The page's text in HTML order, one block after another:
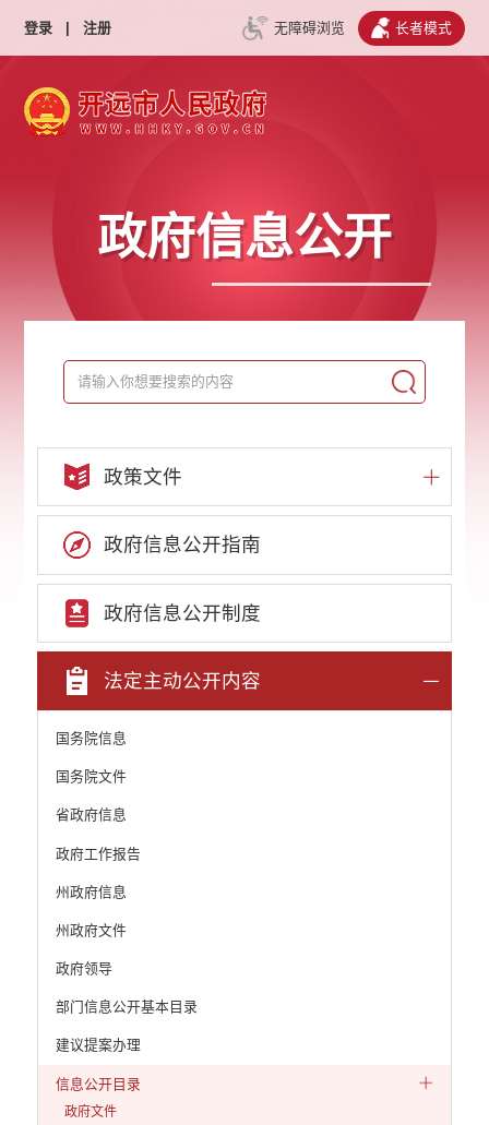
登录 | 注册 无障碍浏览 长者模式
政府信息公开
政策文件
政府信息公开指南
政府信息公开制度
法定主动公开内容
国务院信息
国务院文件
省政府信息
政府工作报告
州政府信息
州政府文件
政府领导
部门信息公开基本目录
建议提案办理
信息公开目录
政府文件